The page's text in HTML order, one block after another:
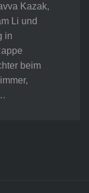
Kazak,
Li und
in
beim